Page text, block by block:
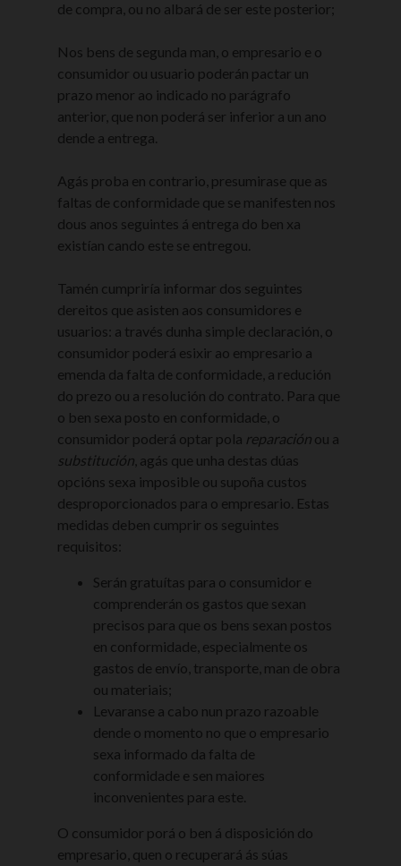
de compra, ou no albará de ser este posterior;
Nos bens de segunda man, o empresario e o
consumidor ou usuario poderán pactar un
prazo menor ao indicado no parágrafo
anterior, que non poderá ser inferior a un ano
dende a entrega.
Agás proba en contrario, presumirase que as
faltas de conformidade que se manifesten nos
dous anos seguintes á entrega do ben xa
existían cando este se entregou.
Tamén cumpriría informar dos seguintes
dereitos que asisten aos consumidores e
usuarios: a través dunha simple declaración, o
consumidor poderá esixir ao empresario a
emenda da falta de conformidade, a redución
do prezo ou a resolución do contrato. Para que
o ben sexa posto en conformidade, o
consumidor poderá optar pola reparación ou a
substitución , agás que unha destas dúas
opcións sexa imposible ou supoña custos
desproporcionados para o empresario. Estas
medidas deben cumprir os seguintes
requisitos:
Serán gratuítas para o consumidor e
comprenderán os gastos que sexan
precisos para que os bens sexan postos
en conformidade, especialmente os
gastos de envío, transporte, man de obra
ou materiais;
Levaranse a cabo nun prazo razoable
dende o momento no que o empresario
sexa informado da falta de
conformidade e sen maiores
inconvenientes para este.
O consumidor porá o ben á disposición do
empresario, quen o recuperará ás súas